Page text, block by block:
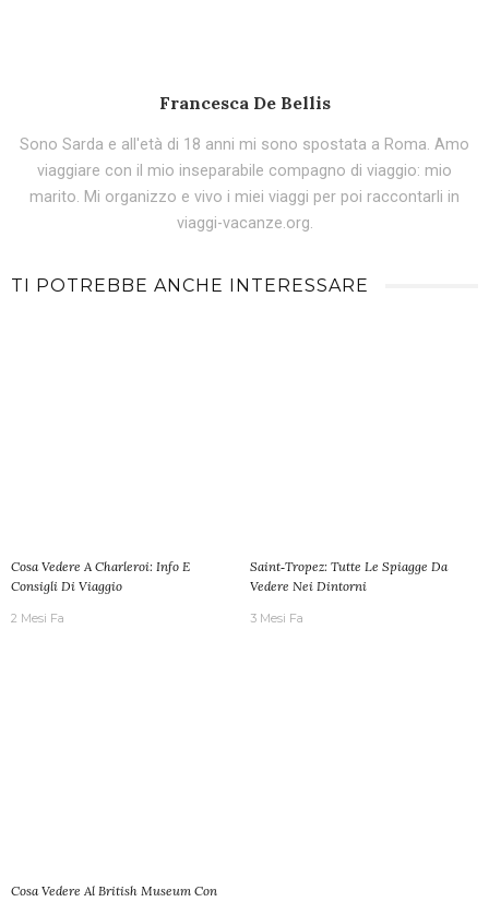
Francesca De Bellis
Sono Sarda e all'età di 18 anni mi sono spostata a Roma. Amo
viaggiare con il mio inseparabile compagno di viaggio: mio
marito. Mi organizzo e vivo i miei viaggi per poi raccontarli in
viaggi-vacanze.org.
TI POTREBBE ANCHE INTERESSARE
Cosa Vedere A Charleroi: Info E
Consigli Di Viaggio
2 Mesi Fa
Saint‑Tropez: Tutte Le Spiagge Da
Vedere Nei Dintorni
3 Mesi Fa
Cosa Vedere Al British Museum Con